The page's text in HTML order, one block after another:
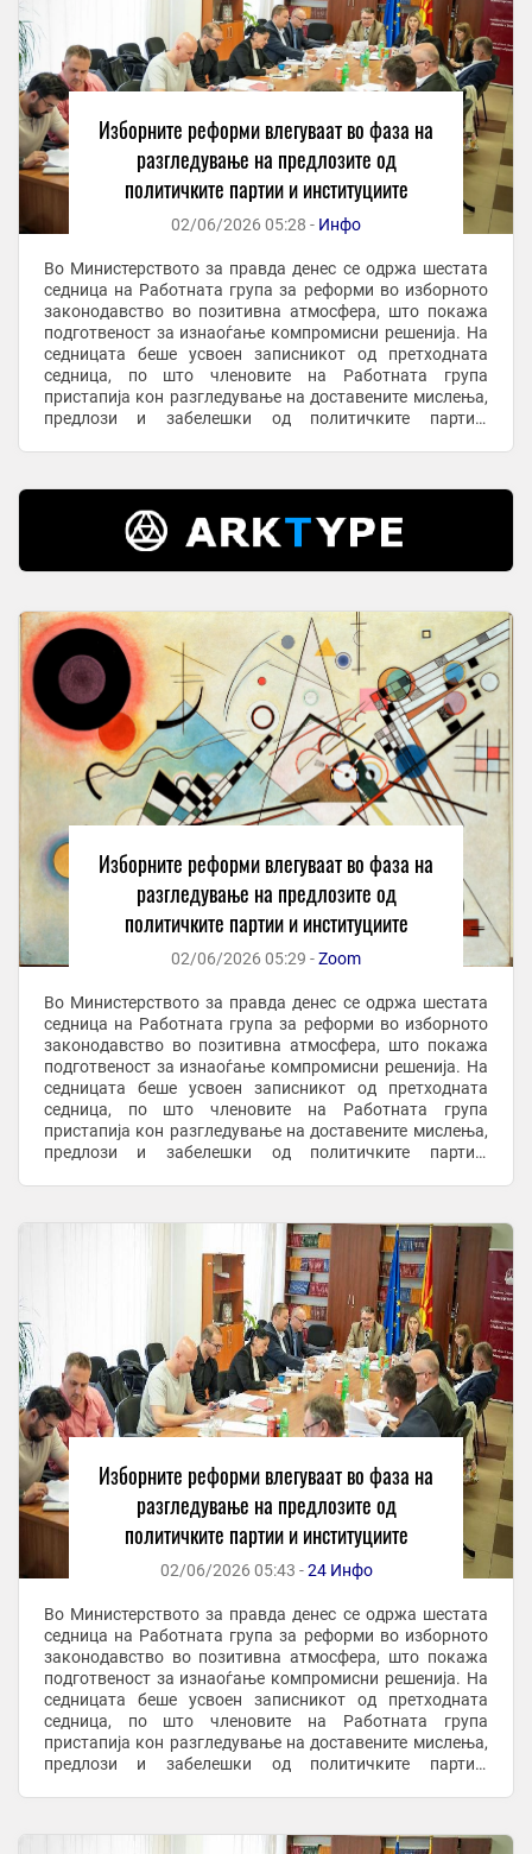
Изборните реформи влегуваат во фаза на
разгледување на предлозите од
политичките партии и институциите
02/06/2026 05:28 - Инфо
Во Министерството за правда денес се одржа шестата
седница на Работната група за реформи во изборното
законодавство во позитивна атмосфера, што покажа
подготвеност за изнаоѓање компромисни решенија. На
седницата беше усвоен записникот од претходната
седница, по што членовите на Работната група
пристапија кон разгледување на доставените мислења,
предлози и забелешки од политичките партии,
Изборните реформи влегуваат во фаза на
разгледување на предлозите од
политичките партии и институциите
02/06/2026 05:29 -Zoom
Во Министерството за правда денес се одржа шестата
седница на Работната група за реформи во изборното
законодавство во позитивна атмосфера, што покажа
подготвеност за изнаоѓање компромисни решенија. На
седницата беше усвоен записникот од претходната
седница, по што членовите на Работната група
пристапија кон разгледување на доставените мислења,
предлози и забелешки од политичките партии,
Изборните реформи влегуваат во фаза на
разгледување на предлозите од
политичките партии и институциите
02/06/2026 05:43 -24 Инфо
Во Министерството за правда денес се одржа шестата
седница на Работната група за реформи во изборното
законодавство во позитивна атмосфера, што покажа
подготвеност за изнаоѓање компромисни решенија. На
седницата беше усвоен записникот од претходната
седница, по што членовите на Работната група
пристапија кон разгледување на доставените мислења,
предлози и забелешки од политичките партии,